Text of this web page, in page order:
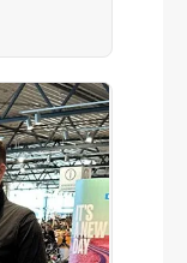
mit
570 mm